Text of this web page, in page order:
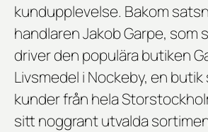
kundupplevelse. Bakom
handlaren Jakob Garpe, som
driver den populära butiken
Livsmedel i Nockeby, en
kunder från hela
sitt noggrant utvalda